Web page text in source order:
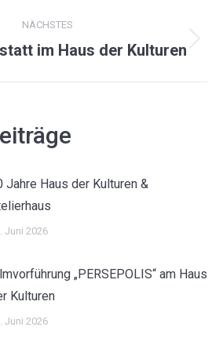
NÄCHSTES
Nächster
im Haus der Kulturen
Jahre Haus der Kulturen &
Juni 2026
„PERSEPOLIS“ am Haus
Kulturen
Juni 2026